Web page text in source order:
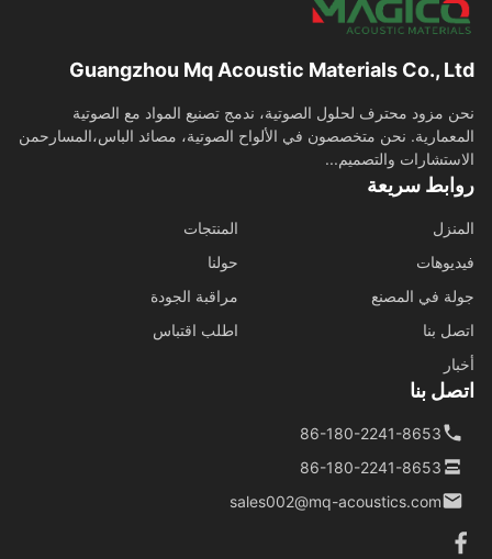
Guangzhou Mq Acoustic Materials Co.,
مزود محترف لحلول الصوتية، ندمج تصنيع المواد مع الصوتية
نحن متخصصون في الألواح الصوتية، مصائد الباس،المسارحمن
والتصميم...
سريعة
المنتجات
في المصنع
مراقبة الجودة
بنا
اطلب اقتباس
بنا
86-180-2241-8653
86-180-2241-8653
sales002@mq-acoustics.com